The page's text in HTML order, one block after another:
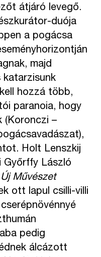
átjáró levegő.
duója
a pogácsa
majd
katarzisunk
hozzá több,
paranoia, hogy
(Koronczi –
Holt Lenszkij
Győrffy László
Új Művészet
ott lapul csilli-villi
pedig
álcázott